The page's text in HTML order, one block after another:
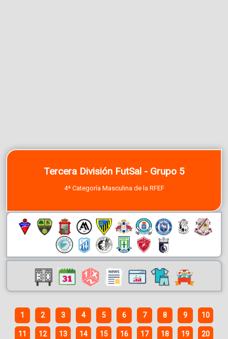
Tercera División FutSal - Grupo 5
4ª Categoría Masculina de la RFEF
1 2 3 4 5 6 7 8 9 10
11 12 13 14 15 16 17 18 19 20